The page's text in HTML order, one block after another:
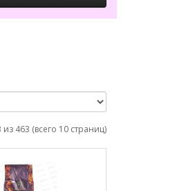
463 (всего 10 страниц)